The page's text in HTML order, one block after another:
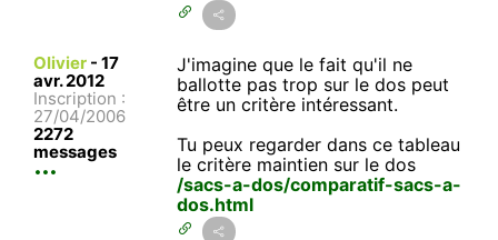
Olivier - 17
avr. 2012
Inscription :
27/04/2006
2272
messages
J'imagine que le fait qu'il ne
ballotte pas trop sur le dos peut
être un critère intéressant.
Tu peux regarder dans ce tableau
le critère maintien sur le dos
/sacs-a-dos/comparatif-sacs-a-
dos.html